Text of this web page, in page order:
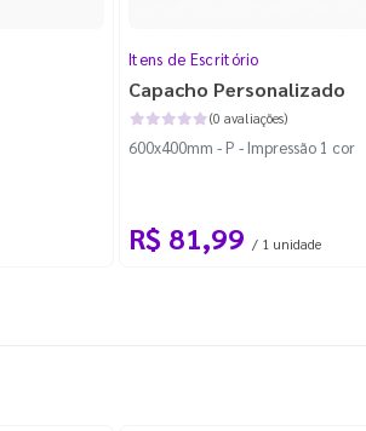
Itens de Escritório
Capacho Personalizado
(0 avaliações)
600x400mm - P - Impressão 1 cor
R$ 81,99 / 1 unidade